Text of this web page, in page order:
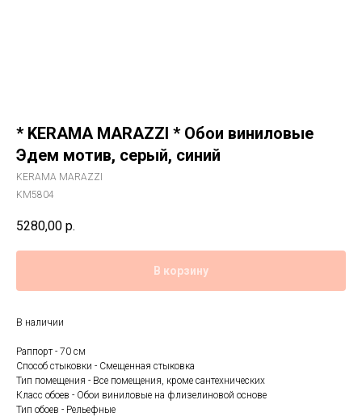
* KERAMA MARAZZI * Обои виниловые
Эдем мотив, серый, синий
KERAMA MARAZZI
KM5804
5280,00 р.
В корзину
В наличии
Раппорт - 70 см
Способ стыковки - Смещенная стыковка
Тип помещения - Все помещения, кроме сантехнических
Класс обоев - Обои виниловые на флизелиновой основе
Тип обоев - Рельефные